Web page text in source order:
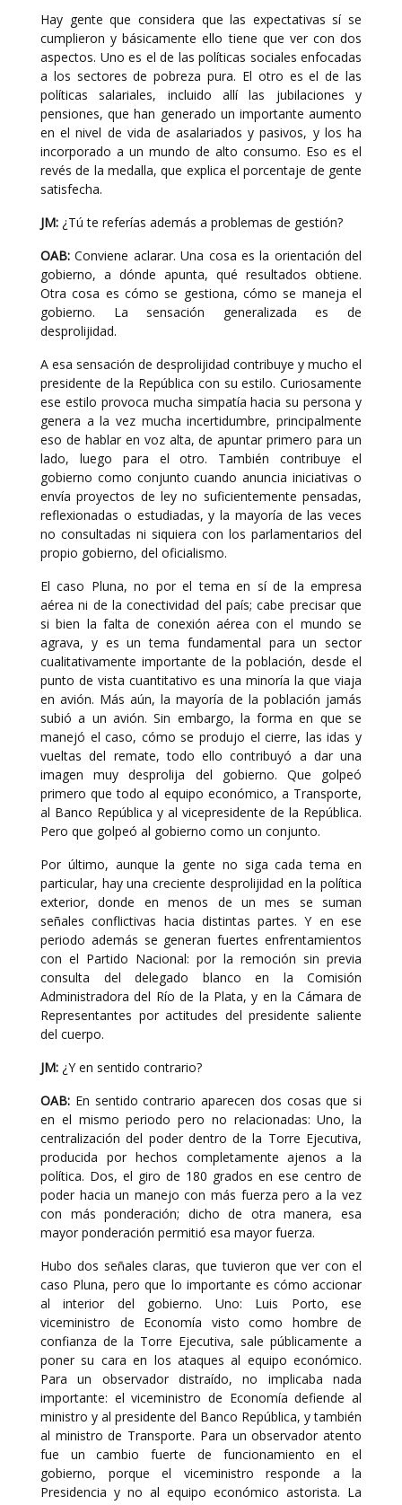
Hay gente que considera que las expectativas sí se
cumplieron y básicamente ello tiene que ver con dos
aspectos. Uno es el de las políticas sociales enfocadas
a los sectores de pobreza pura. El otro es el de las
políticas salariales, incluido allí las jubilaciones y
pensiones, que han generado un importante aumento
en el nivel de vida de asalariados y pasivos, y los ha
incorporado a un mundo de alto consumo. Eso es el
revés de la medalla, que explica el porcentaje de gente
satisfecha.
JM: ¿Tú te referías además a problemas de gestión?
OAB: Conviene aclarar. Una cosa es la orientación del
gobierno, a dónde apunta, qué resultados obtiene.
Otra cosa es cómo se gestiona, cómo se maneja el
gobierno. La sensación generalizada es de
desprolijidad.
A esa sensación de desprolijidad contribuye y mucho el
presidente de la República con su estilo. Curiosamente
ese estilo provoca mucha simpatía hacia su persona y
genera a la vez mucha incertidumbre, principalmente
eso de hablar en voz alta, de apuntar primero para un
lado, luego para el otro. También contribuye el
gobierno como conjunto cuando anuncia iniciativas o
envía proyectos de ley no suficientemente pensadas,
reflexionadas o estudiadas, y la mayoría de las veces
no consultadas ni siquiera con los parlamentarios del
propio gobierno, del oficialismo.
El caso Pluna, no por el tema en sí de la empresa
aérea ni de la conectividad del país; cabe precisar que
si bien la falta de conexión aérea con el mundo se
agrava, y es un tema fundamental para un sector
cualitativamente importante de la población, desde el
punto de vista cuantitativo es una minoría la que viaja
en avión. Más aún, la mayoría de la población jamás
subió a un avión. Sin embargo, la forma en que se
manejó el caso, cómo se produjo el cierre, las idas y
vueltas del remate, todo ello contribuyó a dar una
imagen muy desprolija del gobierno. Que golpeó
primero que todo al equipo económico, a Transporte,
al Banco República y al vicepresidente de la República.
Pero que golpeó al gobierno como un conjunto.
Por último, aunque la gente no siga cada tema en
particular, hay una creciente desprolijidad en la política
exterior, donde en menos de un mes se suman
señales conflictivas hacia distintas partes. Y en ese
periodo además se generan fuertes enfrentamientos
con el Partido Nacional: por la remoción sin previa
consulta del delegado blanco en la Comisión
Administradora del Río de la Plata, y en la Cámara de
Representantes por actitudes del presidente saliente
del cuerpo.
JM: ¿Y en sentido contrario?
OAB: En sentido contrario aparecen dos cosas que si
en el mismo periodo pero no relacionadas: Uno, la
centralización del poder dentro de la Torre Ejecutiva,
producida por hechos completamente ajenos a la
política. Dos, el giro de 180 grados en ese centro de
poder hacia un manejo con más fuerza pero a la vez
con más ponderación; dicho de otra manera, esa
mayor ponderación permitió esa mayor fuerza.
Hubo dos señales claras, que tuvieron que ver con el
caso Pluna, pero que lo importante es cómo accionar
al interior del gobierno. Uno: Luis Porto, ese
viceministro de Economía visto como hombre de
confianza de la Torre Ejecutiva, sale públicamente a
poner su cara en los ataques al equipo económico.
Para un observador distraído, no implicaba nada
importante: el viceministro de Economía defiende al
ministro y al presidente del Banco República, y también
al ministro de Transporte. Para un observador atento
fue un cambio fuerte de funcionamiento en el
gobierno, porque el viceministro responde a la
Presidencia y no al equipo económico astorista. La